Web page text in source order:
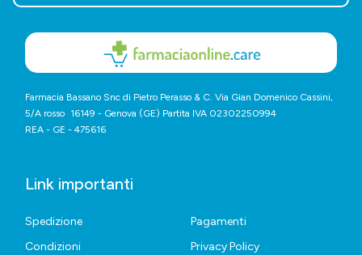
Farmacia Bassano Snc di Pietro Perasso & C. Via Gian Domenico Cassini,
5/A rosso 16149 - Genova (GE) Partita IVA 02302250994
REA - GE - 475616
Link importanti
Spedizione
Pagamenti
Condizioni
Privacy Policy